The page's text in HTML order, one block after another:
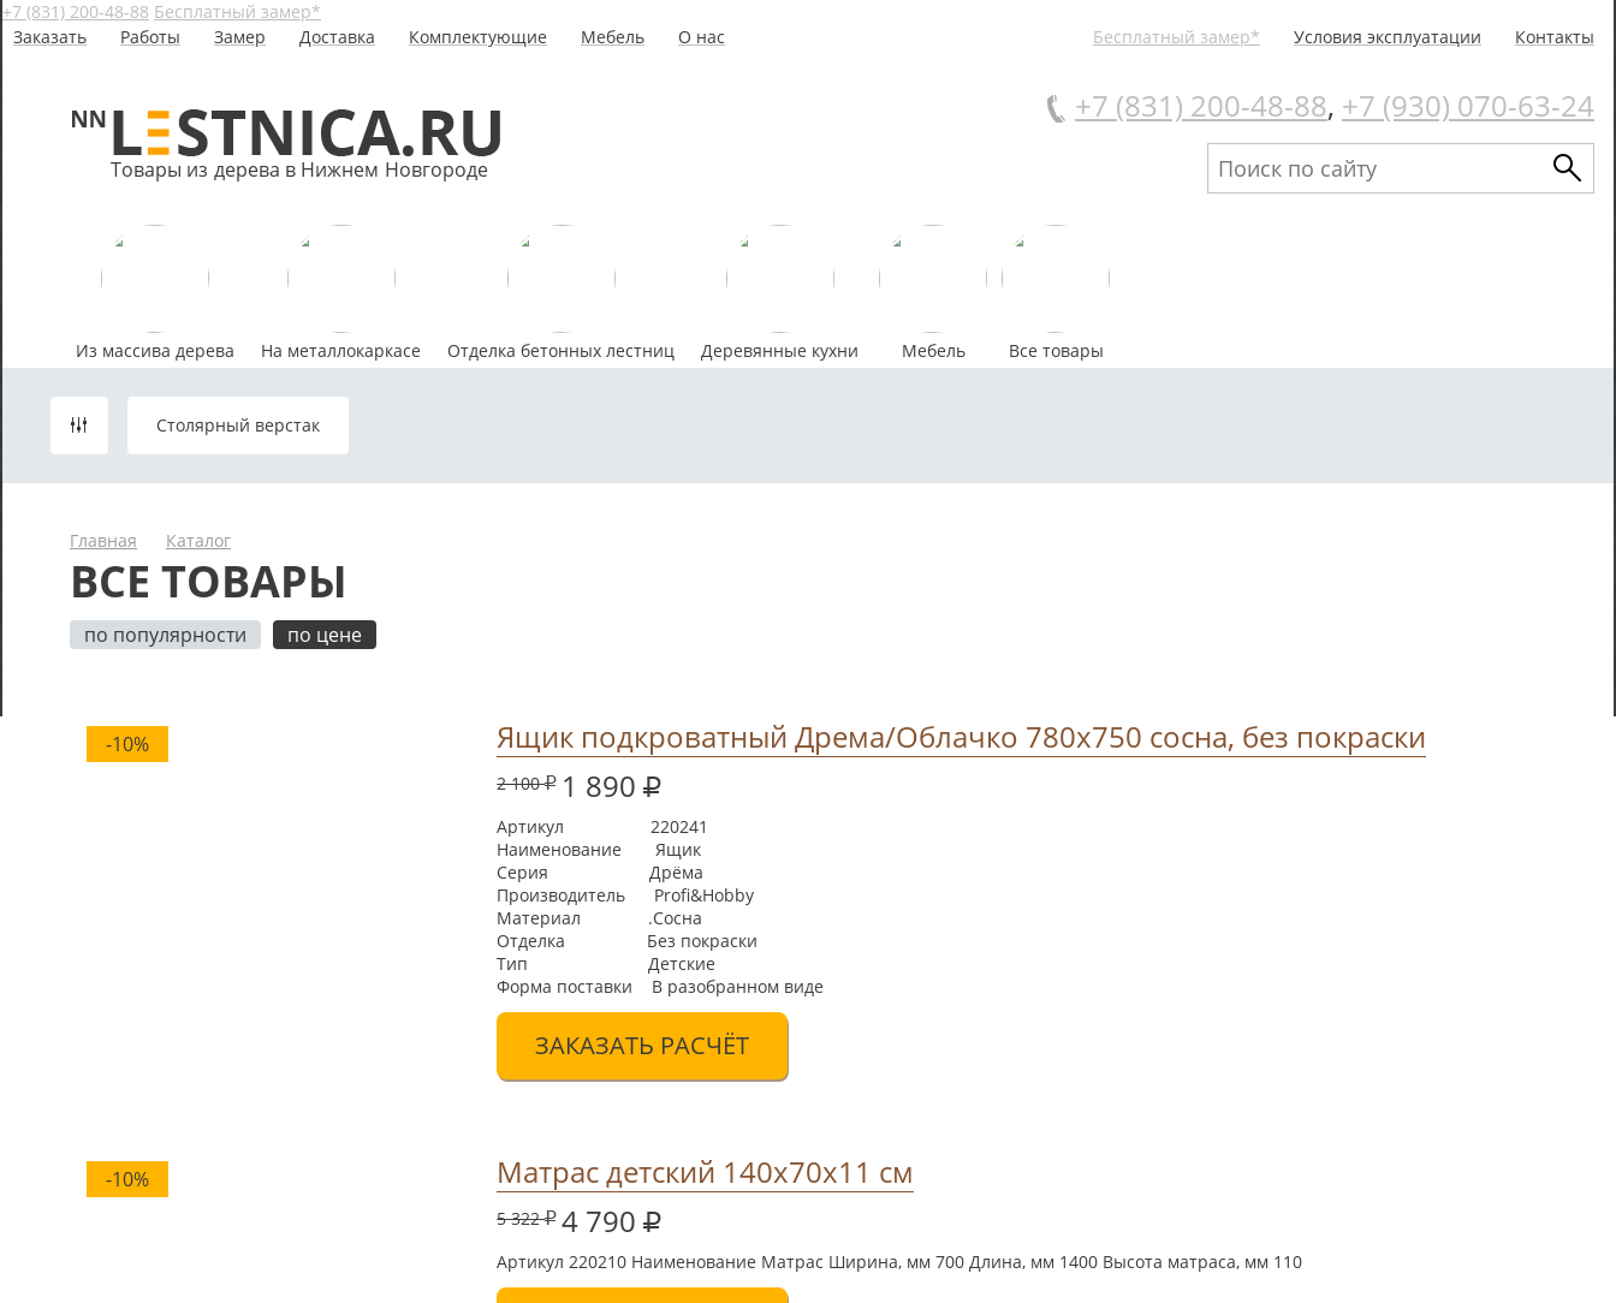
+7 (831) 200-48-88 Бесплатный замер*
Товары из дерева в Нижнем Новгороде
+7 (831) 200-48-88, +7 (930) 070-63-24
Заказать Работы Замер Доставка Комплектующие Мебель О нас Бесплатный замер* Условия эксплуатации Контакты
Из массива дерева На металлокаркасе Отделка бетонных лестниц Деревянные кухни Мебель Все товары
Столярный верстак
Главная Каталог
ВСЕ ТОВАРЫ
по популярности по цене
-10% Ящик подкроватный Дрема/Облачко 780х750 сосна, без покраски
2 100 1 890
Артикул 220241
Наименование Ящик
Серия Дрёма
Производитель Profi&Hobby
Материал .Сосна
Отделка Без покраски
Тип Детские
Форма поставки В разобранном виде
ЗАКАЗАТЬ РАСЧЁТ
-10% Матрас детский 140х70х11 см
5 322 4 790
Артикул 220210 Наименование Матрас Ширина, мм 700 Длина, мм 1400 Высота матраса, мм 110